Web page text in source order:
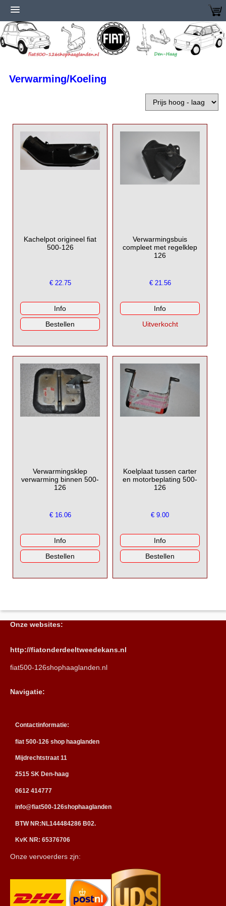
Verwarming/Koeling
Kachelpot origineel fiat
500-126
€ 22.75
Verwarmingsbuis
compleet met regelklep
126
€ 21.56
Verwarmingsklep
verwarming binnen 500-
126
€ 16.06
Koelplaat tussen carter
en motorbeplating 500-
126
€9.00
Onze websites:
http://fiatonderdeeltweedekans.nl
fiat500-126shophaaglanden.nl
Navigatie:
Contactinformatie:
fiat 500-126 shop haaglanden
Mijdrechtstraat 11
2515 SK Den-haag
0612 414777
info@fiat500-126shophaaglanden
BTW NR:NL144484286 B02.
KvK NR: 65376706
Onze vervoerders zjn: